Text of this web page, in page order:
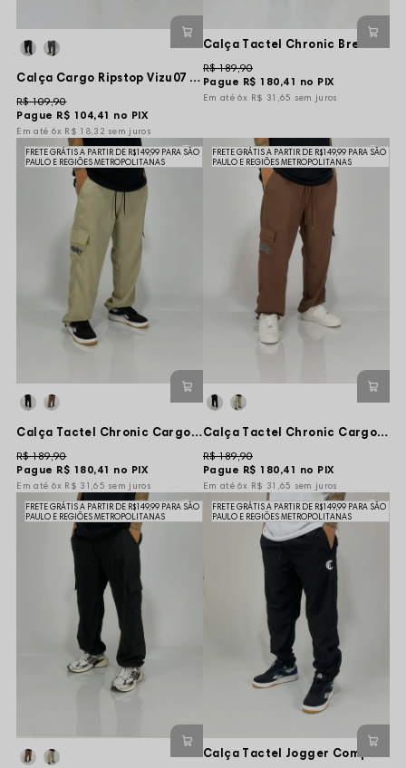
Calça Cargo Ripstop Vizu07 Bomb - Creme
Pague R$ 104,41 no PIX
R$ 109,90
6x R$ 18,32 sem juros
Pague R$ 180,41 no PIX
R$ 189,90
6x R$ 31,65 sem juros
FRETE GRÁTIS A PARTIR DE R$149,99 PARA SÃO
PAULO E REGIÕES METROPOLITANAS
Calça Tactel Chronic Cargo Tag Nibz Vert - Creme
Pague R$ 180,41 no PIX
R$ 189,90
6x R$ 31,65 sem juros
FRETE GRÁTIS A PARTIR DE R$149,99 PARA SÃO
PAULO E REGIÕES METROPOLITANAS
Calça Tactel Chronic Cargo Tag Nibz Vert - Marrom
Pague R$ 180,41 no PIX
R$ 189,90
6x R$ 31,65 sem juros
FRETE GRÁTIS A PARTIR DE R$149,99 PARA SÃO
PAULO E REGIÕES METROPOLITANAS
FRETE GRÁTIS A PARTIR DE R$149,99 PARA SÃO
PAULO E REGIÕES METROPOLITANAS